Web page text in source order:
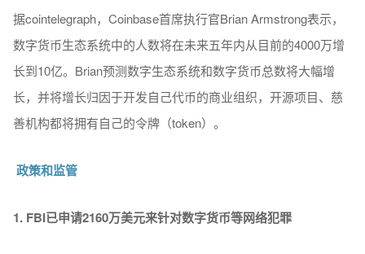
据cointelegraph，Coinbase首席执行官Brian Armstrong表示，
数字货币生态系统中的人数将在未来五年内从目前的4000万增
长到10亿。Brian预测数字生态系统和数字货币总数将大幅增
长，并将增长归因于开发自己代币的商业组织，开源项目、慈
善机构都将拥有自己的令牌（token）。
政策和监管
1. FBI已申请2160万美元来针对数字货币等网络犯罪